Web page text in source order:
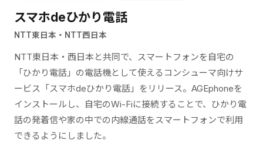
スマホdeひかり電話
NTT東日本・NTT西日本
NTT東日本・西日本と共同で、スマートフォンを自宅の
「ひかり電話」の電話機として使えるコンシューマ向けサ
ービス「スマホdeひかり電話」をリリース。AGEphoneを
インストールし、自宅のWi-Fiに接続することで、ひかり電
話の発着信や家の中での内線通話をスマートフォンで利用
できるようにしました。